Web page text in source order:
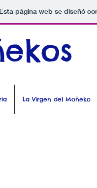
Esta página web se diseñó
La Virgen del Moñeko